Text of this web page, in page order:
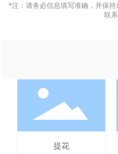
*注：请务必信息填写准确，并保
联系
提花